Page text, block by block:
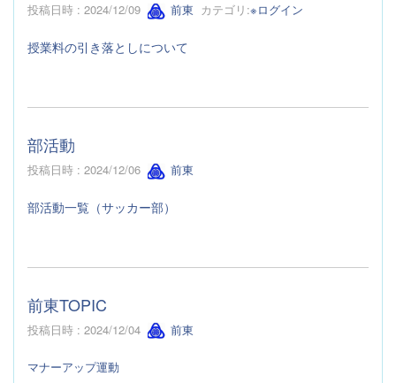
投稿日時 : 2024/12/09 前東 カテゴリ:※ログイン
授業料の引き落としについて
部活動
投稿日時 : 2024/12/06 前東
部活動一覧（サッカー部）
前東TOPIC
投稿日時 : 2024/12/04 前東
マナーアップ運動